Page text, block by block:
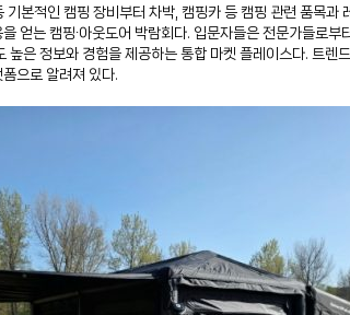
본적인 캠핑 장비부터 차박, 캠핑카 등 캠핑 관련 품목
얻는 캠핑∙아웃도어 박람회다. 입문자들은 전문가들로
높은 정보와 경험을 제공하는 통합 마켓 플레이스다. 트
으로 알려져 있다.